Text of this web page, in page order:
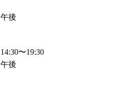
午後
14:30〜19:30
午後